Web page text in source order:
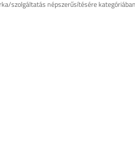
szolgáltatás népszerűsítésére